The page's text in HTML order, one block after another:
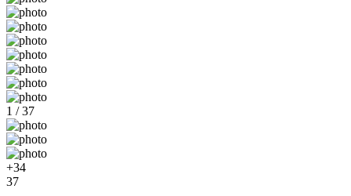
1 / 37
+34
37